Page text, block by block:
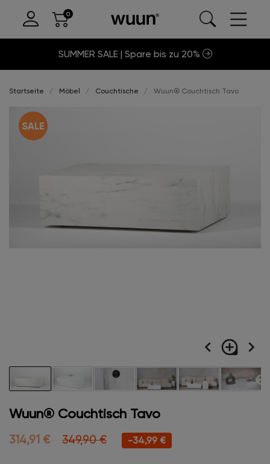
SUMMER SALE | Spare bis zu 20%
Startseite Möbel Couchtische Wuun® Couchtisch Tavo
navigate_before loupe navigate_next
Wuun® Couchtisch Tavo
314,91 € 349,90 € -34,99 €